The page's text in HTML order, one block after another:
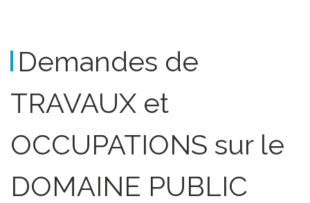
Demandes de
TRAVAUX et
OCCUPATIONS sur le
DOMAINE PUBLIC